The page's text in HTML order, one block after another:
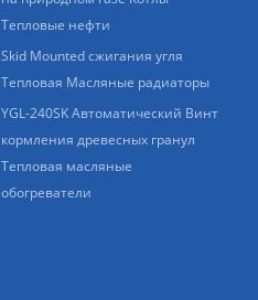
Тепловые нефти
Skid Mounted сжигания угля
Тепловая Масляные радиаторы
YGL-240SK Автоматический Винт
кормления древесных гранул
Тепловая масляные
обогреватели